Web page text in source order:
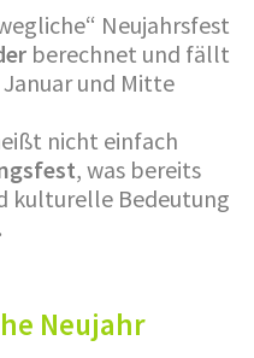
Neujahrsfest
berechnet und fällt
Januar und Mitte
nicht einfach
, was bereits
kulturelle Bedeutung
Neujahr